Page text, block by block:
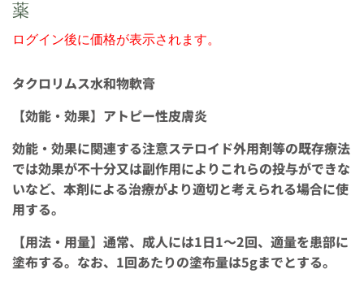
薬
ログイン後に価格が表示されます。
タクロリムス水和物軟膏
【効能・効果】アトピー性皮膚炎
効能・効果に関連する注意ステロイド外用剤等の既存療法
では効果が不十分又は副作用によりこれらの投与ができな
いなど、本剤による治療がより適切と考えられる場合に使
用する。
【用法・用量】通常、成人には1日1～2回、適量を患部に
塗布する。なお、1回あたりの塗布量は5gまでとする。